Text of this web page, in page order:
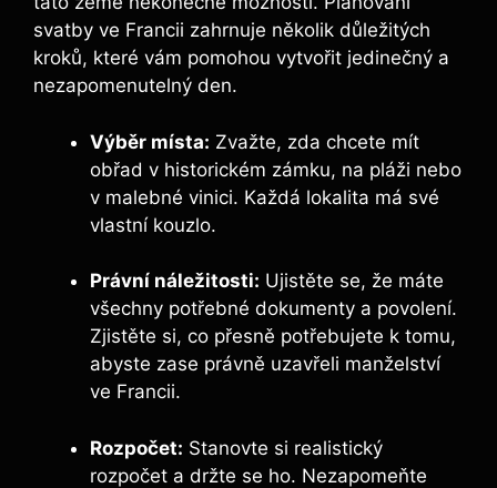
svatby ve Francii zahrnuje několik důležitých
kroků, které vám pomohou vytvořit jedinečný a
nezapomenutelný den.
Výběr místa: Zvažte, zda chcete mít
obřad v historickém zámku, na pláži nebo
v malebné vinici. Každá lokalita má své
vlastní kouzlo.
Právní náležitosti: Ujistěte se, že máte
všechny potřebné dokumenty a povolení.
Zjistěte si, co přesně potřebujete k tomu,
abyste zase právně uzavřeli manželství
ve Francii.
Rozpočet: Stanovte si realistický
rozpočet a držte se ho. Nezapomeňte